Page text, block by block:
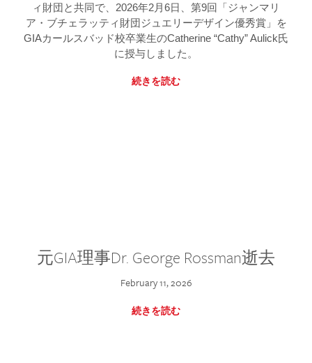
ィ財団と共同で、2026年2月6日、第9回「ジャンマリ
ア・ブチェラッティ財団ジュエリーデザイン優秀賞」を
GIAカールスバッド校卒業生のCatherine “Cathy” Aulick氏
に授与しました。
続きを読む
元GIA理事Dr. George Rossman逝去
February 11, 2026
続きを読む